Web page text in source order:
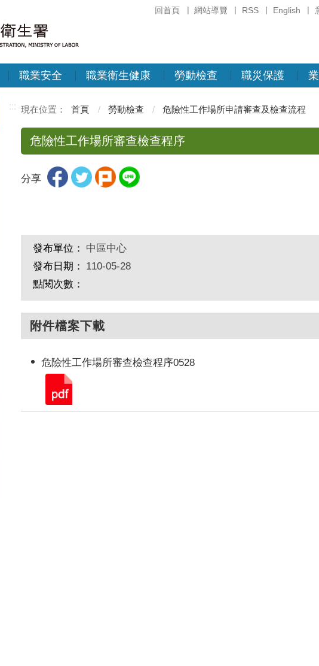
回首頁 網站導覽 RSS English
職業安全 職業衛生健康 勞動檢查 職災保護
::: 首頁 勞動檢查 危險性工作場所申請審查及檢查流程
危險性工作場所審查檢查程序
分享
發布單位：
中區中心
發布日期：
110-05-28
點閱次數：
附件檔案下載
危險性工作場所審查檢查程序0528